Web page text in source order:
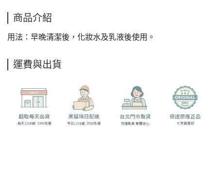
商品介紹
用法：早晚清潔後，化妝水及乳液後使用。
運費與出貨